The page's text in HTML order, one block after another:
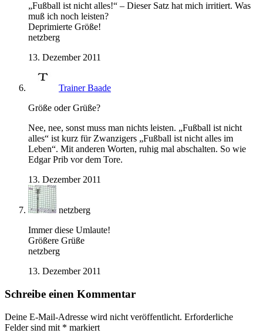
„Fußball ist nicht alles!“ – Dieser Satz hat mich irritiert. Was
muß ich noch leisten?
Deprimierte Größe!
netzberg
13. Dezember 2011
Trainer Baade
Größe oder Grüße?
Nee, nee, sonst muss man nichts leisten. „Fußball ist nicht
alles“ ist kurz für Zwanzigers „Fußball ist nicht alles im
Leben“. Mit anderen Worten, ruhig mal abschalten. So wie
Edgar Prib vor dem Tore.
13. Dezember 2011
netzberg
Immer diese Umlaute!
Größere Grüße
netzberg
13. Dezember 2011
Schreibe einen Kommentar
Deine E-Mail-Adresse wird nicht veröffentlicht. Erforderliche
Felder sind mit * markiert